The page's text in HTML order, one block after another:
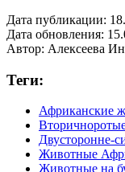
Дата публикации:
Дата обновления:
Автор: Алексеева
Теги:
Африканские
Двусторонне-
Животные
Животные на